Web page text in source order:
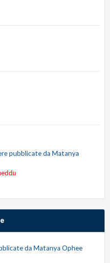
pubblicate da Matanya
da Matanya Ophee